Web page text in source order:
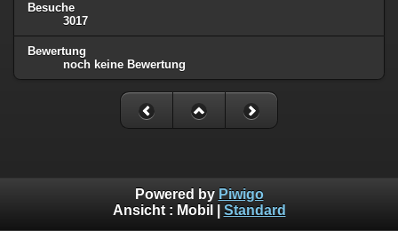
Besuche
3017
Bewertung
noch keine Bewertung
Powered by Piwigo
Ansicht : Mobil Standard